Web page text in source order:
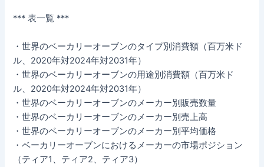
*** 表一覧 ***
・世界のベーカリーオーブンのタイプ別消費額（百万米ド
ル、2020年対2024年対2031年）
・世界のベーカリーオーブンの用途別消費額（百万米ド
ル、2020年対2024年対2031年）
・世界のベーカリーオーブンのメーカー別販売数量
・世界のベーカリーオーブンのメーカー別売上高
・世界のベーカリーオーブンのメーカー別平均価格
・ベーカリーオーブンにおけるメーカーの市場ポジション
（ティア1、ティア2、ティア3）